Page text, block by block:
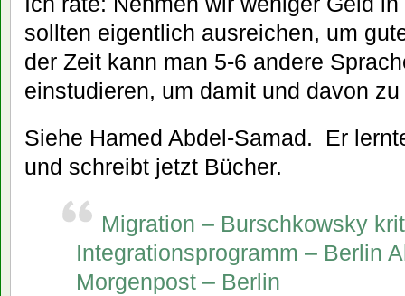
sollten eigentlich ausreichen, um
der Zeit kann man 5-6 andere
einstudieren, um damit und davon
Siehe Hamed Abdel-Samad. Er
und schreibt jetzt Bücher.
Migration – Burschkowsky
Integrationsprogramm – Berlin
Morgenpost – Berlin